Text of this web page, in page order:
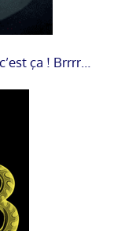
ça ! Brrrr…